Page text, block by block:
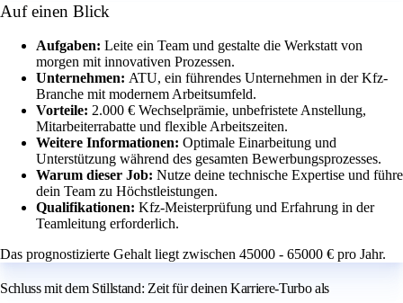
Auf einen Blick
Aufgaben: Leite ein Team und gestalte die Werkstatt von
morgen mit innovativen Prozessen.
Unternehmen: ATU, ein führendes Unternehmen in der Kfz-
Branche mit modernem Arbeitsumfeld.
Vorteile: 2.000 € Wechselprämie, unbefristete Anstellung,
Mitarbeiterrabatte und flexible Arbeitszeiten.
Weitere Informationen: Optimale Einarbeitung und
Unterstützung während des gesamten Bewerbungsprozesses.
Warum dieser Job: Nutze deine technische Expertise und führe
dein Team zu Höchstleistungen.
Qualifikationen: Kfz-Meisterprüfung und Erfahrung in der
Teamleitung erforderlich.
Das prognostizierte Gehalt liegt zwischen 45000 - 65000 € pro Jahr.
Schluss mit dem Stillstand: Zeit für deinen Karriere-Turbo als